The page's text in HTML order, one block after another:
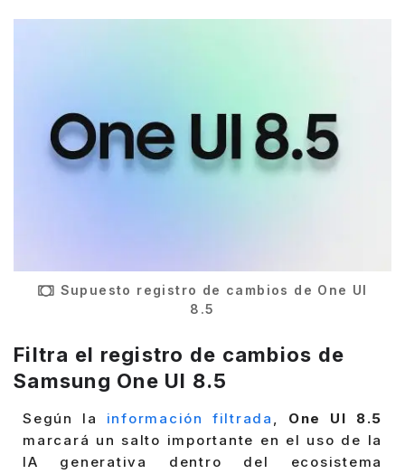
Supuesto registro de cambios de One UI
8.5
Filtra el registro de cambios de
Samsung One UI 8.5
Según la información filtrada , One UI 8.5
marcará un salto importante en el uso de la
IA generativa dentro del ecosistema